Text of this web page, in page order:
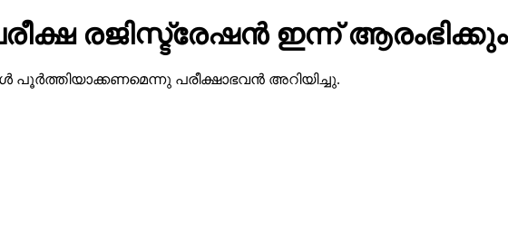
രജിസ്ട്രേഷന്‍ ഇന്ന് ആരംഭിക്കും
പൂര്‍ത്തിയാക്കണമെന്നു പരീക്ഷാഭവന്‍ അറിയിച്ചു.